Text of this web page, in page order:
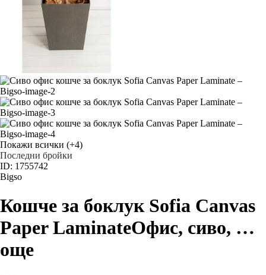
Покажи всички (+4)
Последни бройки
ID: 1755742
Bigso
Кошче за боклук Sofia Canvas
Paper LaminateОфис, сиво, …
още